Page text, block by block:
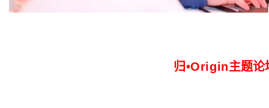
归•Origin主题论